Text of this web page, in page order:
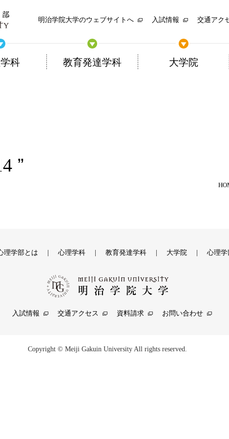
科 教育発達学科 大学院
明治学院大学のウェブサイトへ 入試情報 交通アク
理学部とは 心理学科 教育発達学科 大学院 心理
入試情報 交通アクセス 資料請求 お問い合わせ
Copyright © Meiji Gakuin University All rights reserved.